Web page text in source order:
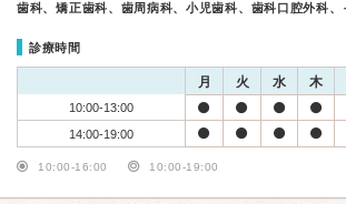
歯科、矯正歯科、歯周病科、小児歯科、歯科口腔外科、
診療時間
月 火 水 木
10:00-13:00
14:00-19:00
10:00-16:00 10:00-19:00